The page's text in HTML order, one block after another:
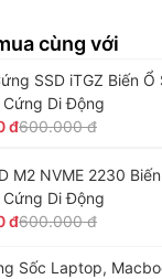
cùng với
SSD iTGZ Biến
Di Động
đ600.000 đ
M2 NVME 2230
Di Động
đ600.000 đ
Sốc Laptop,